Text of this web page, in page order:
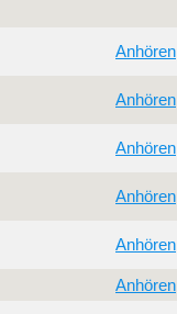
Anhören
Anhören
Anhören
Anhören
Anhören
Anhören